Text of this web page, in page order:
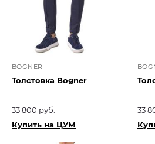
BOGNER
Толстовка Bogner
33 800 руб.
Купить на ЦУМ
33